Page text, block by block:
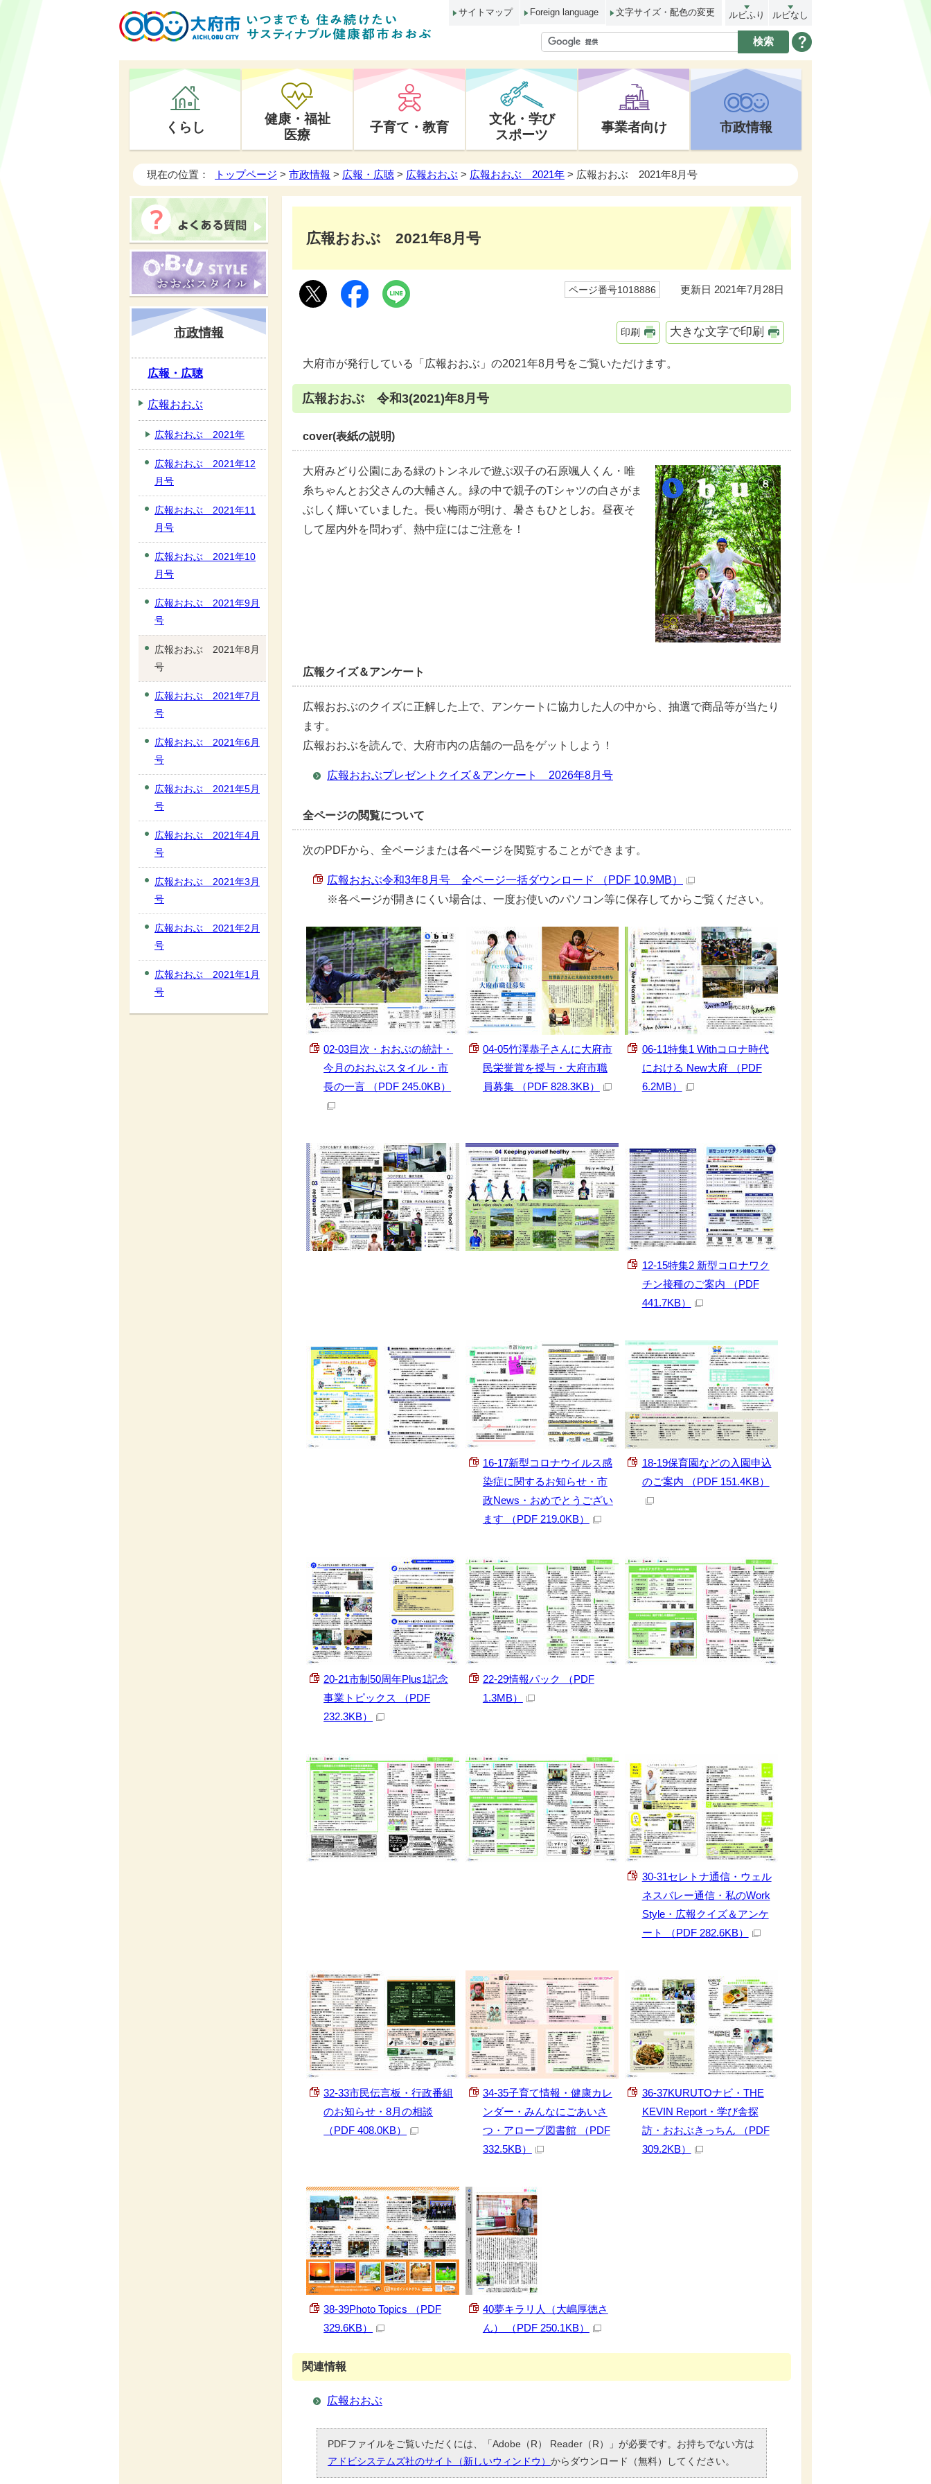
サイトマップ Foreign language 文字サイズ・配色の変更 ルビふり ルビなし
くらし
健康・福祉
医療
子育て・教育
文化・学び
スポーツ
事業者向け 市政情報
現在の位置： トップページ > 市政情報 > 広報・広聴 > 広報おおぶ > 広報おおぶ 2021年 > 広報おおぶ 2021年8月号
広報おおぶ 2021年8月号
ページ番号1018886 更新日 2021年7月28日
印刷 大きな文字で印刷
大府市が発行している「広報おおぶ」の2021年8月号をご覧いただけます。
広報おおぶ 令和3(2021)年8月号
cover(表紙の説明)
大府みどり公園にある緑のトンネルで遊ぶ双子の石原颯人くん・唯
糸ちゃんとお父さんの大輔さん。緑の中で親子のTシャツの白さがま
ぶしく輝いていました。長い梅雨が明け、暑さもひとしお。昼夜そ
して屋内外を問わず、熱中症にはご注意を！
広報クイズ＆アンケート
広報おおぶのクイズに正解した上で、アンケートに協力した人の中から、抽選で商品等が当たり
ます。
広報おおぶを読んで、大府市内の店舗の一品をゲットしよう！
広報おおぶプレゼントクイズ＆アンケート 2026年8月号
全ページの閲覧について
次のPDFから、全ページまたは各ページを閲覧することができます。
広報おおぶ令和3年8月号 全ページ一括ダウンロード （PDF 10.9MB）
※各ページが開きにくい場合は、一度お使いのパソコン等に保存してからご覧ください。
02-03目次・おおぶの統計・
今月のおおぶスタイル・市
長の一言 （PDF 245.0KB）
04-05竹澤恭子さんに大府市
民栄誉賞を授与・大府市職
員募集 （PDF 828.3KB）
06-11特集1 Withコロナ時代
における New大府 （PDF
6.2MB）
12-15特集2 新型コロナワク
チン接種のご案内 （PDF
441.7KB）
16-17新型コロナウイルス感
染症に関するお知らせ・市
政News・おめでとうござい
ます （PDF 219.0KB）
18-19保育園などの入園申込
のご案内 （PDF 151.4KB）
20-21市制50周年Plus1記念
事業トピックス （PDF
232.3KB）
22-29情報パック （PDF
1.3MB）
30-31セレトナ通信・ウェル
ネスバレー通信・私のWork
Style・広報クイズ＆アンケ
ート （PDF 282.6KB）
32-33市民伝言板・行政番組
のお知らせ・8月の相談
（PDF 408.0KB）
34-35子育て情報・健康カレ
ンダー・みんなにごあいさ
つ・アローブ図書館 （PDF
332.5KB）
36-37KURUTOナビ・THE
KEVIN Report・学び舎探
訪・おおぶきっちん （PDF
309.2KB）
38-39Photo Topics （PDF
329.6KB）
40夢キラリ人（大嶋厚徳さ
ん） （PDF 250.1KB）
関連情報
広報おおぶ
PDFファイルをご覧いただくには、「Adobe（R） Reader（R）」が必要です。お持ちでない方は
アドビシステムズ社のサイト（新しいウィンドウ） からダウンロード（無料）してください。
市政情報
広報・広聴
広報おおぶ
広報おおぶ 2021年
広報おおぶ 2021年12
月号
広報おおぶ 2021年11
月号
広報おおぶ 2021年10
月号
広報おおぶ 2021年9月
号
広報おおぶ 2021年8月
号
広報おおぶ 2021年7月
号
広報おおぶ 2021年6月
号
広報おおぶ 2021年5月
号
広報おおぶ 2021年4月
号
広報おおぶ 2021年3月
号
広報おおぶ 2021年2月
号
広報おおぶ 2021年1月
号